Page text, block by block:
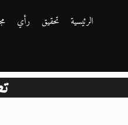
الرئيسية تحقيق رأي